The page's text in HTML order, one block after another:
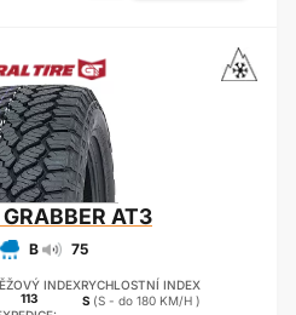
GRABBER AT3
B 75
INDEX
113
RYCHLOSTNÍ INDEX
S (S - do 180 KM/H )